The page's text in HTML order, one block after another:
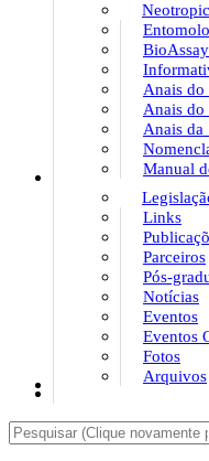
BioAssay
Anais do
Anais
Anais da
Manual
Links
Parceiros
Pós-
Notícias
Eventos
Eventos
Fotos
Arquivos